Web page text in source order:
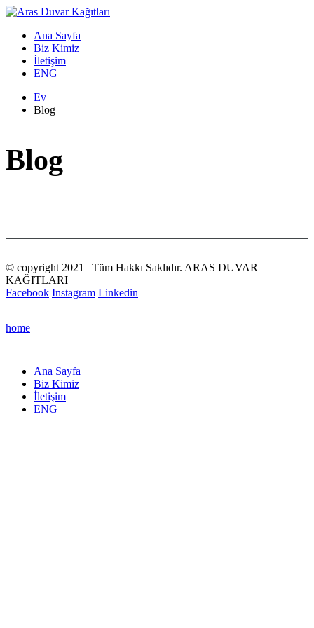
Ana Sayfa
Biz Kimiz
İletişim
ENG
Ev
Blog
Blog
© copyright 2021 | Tüm Hakkı Saklıdır. ARAS DUVAR
KAĞITLARI
Facebook Instagram Linkedin
home
Ana Sayfa
Biz Kimiz
İletişim
ENG